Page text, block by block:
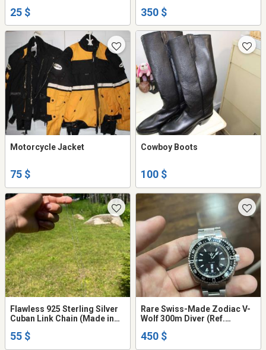
25 $ 350 $
Motorcycle Jacket
75 $
Cowboy Boots
100 $
Flawless 925 Sterling Silver
Cuban Link Chain (Made in
55 $
Rare Swiss-Made Zodiac V-
Wolf 300m Diver (Ref.
450 $